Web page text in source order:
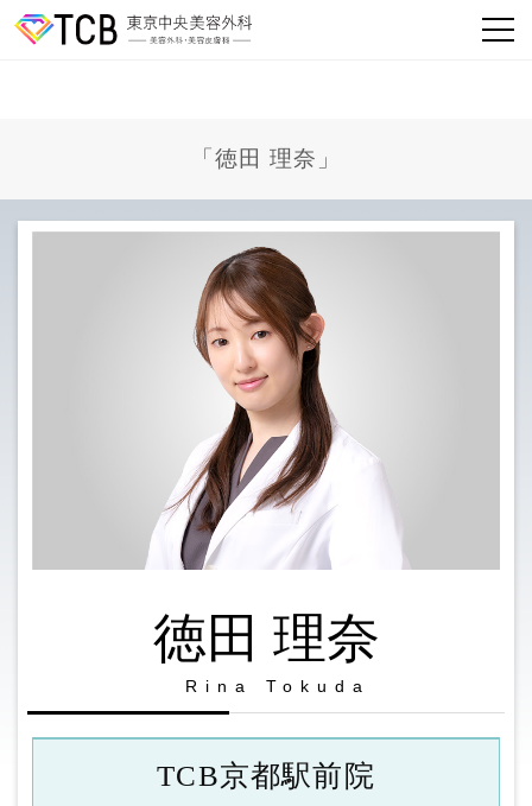
「徳田 理奈」
徳田 理奈
Rina Tokuda
TCB京都駅前院